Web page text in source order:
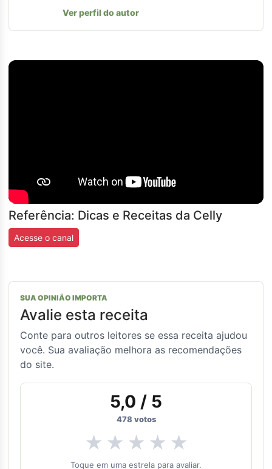
Ver perfil do autor
Referência: Dicas e Receitas da Celly
Acesse o canal
SUA OPINIÃO IMPORTA
Avalie esta receita
Conte para outros leitores se essa receita ajudou
você. Sua avaliação melhora as recomendações
do site.
5,0 / 5
478votos
★ ★ ★ ★ ★
Toque em uma estrela para avaliar.